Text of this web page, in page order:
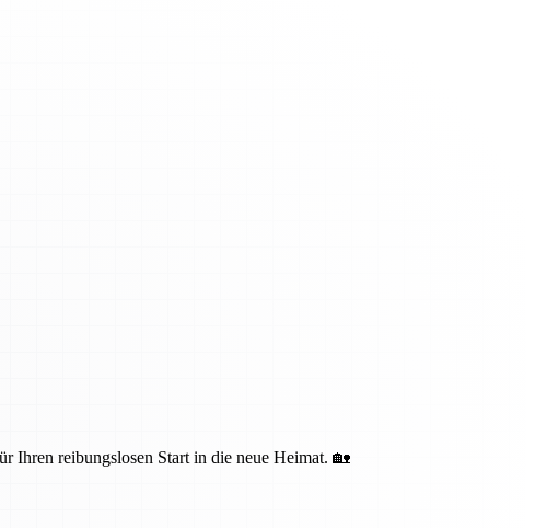
Ihren reibungslosen Start in die neue Heimat. 🏡